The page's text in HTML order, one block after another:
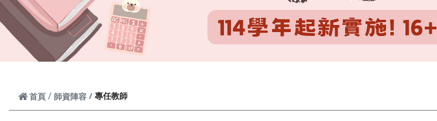
首頁 師資陣容 專任教師